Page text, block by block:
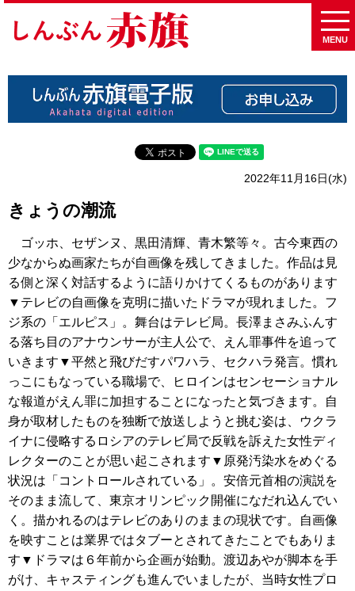
MENU
2022年11月16日(水)
きょうの潮流
ゴッホ、セザンヌ、黒田清輝、青木繁等々。古今東西の
少なからぬ画家たちが自画像を残してきました。作品は見
る側と深く対話するように語りかけてくるものがあります
▼テレビの自画像を克明に描いたドラマが現れました。フ
ジ系の「エルピス」。舞台はテレビ局。長澤まさみふんす
る落ち目のアナウンサーが主人公で、えん罪事件を追って
いきます▼平然と飛びだすパワハラ、セクハラ発言。慣れ
っこにもなっている職場で、ヒロインはセンセーショナル
な報道がえん罪に加担することになったと気づきます。自
身が取材したものを独断で放送しようと挑む姿は、ウクラ
イナに侵略するロシアのテレビ局で反戦を訴えた女性ディ
レクターのことが思い起こされます▼原発汚染水をめぐる
状況は「コントロールされている」。安倍元首相の演説を
そのまま流して、東京オリンピック開催になだれ込んでい
く。描かれるのはテレビのありのままの現状です。自画像
を映すことは業界ではタブーとされてきたことでもありま
す▼ドラマは６年前から企画が始動。渡辺あやが脚本を手
がけ、キャスティングも進んでいましたが、当時女性プロ